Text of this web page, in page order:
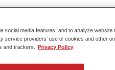
Basecoat
social media features, and to analyze website
providers’ use of cookies and other
and trackers.
Privacy Policy